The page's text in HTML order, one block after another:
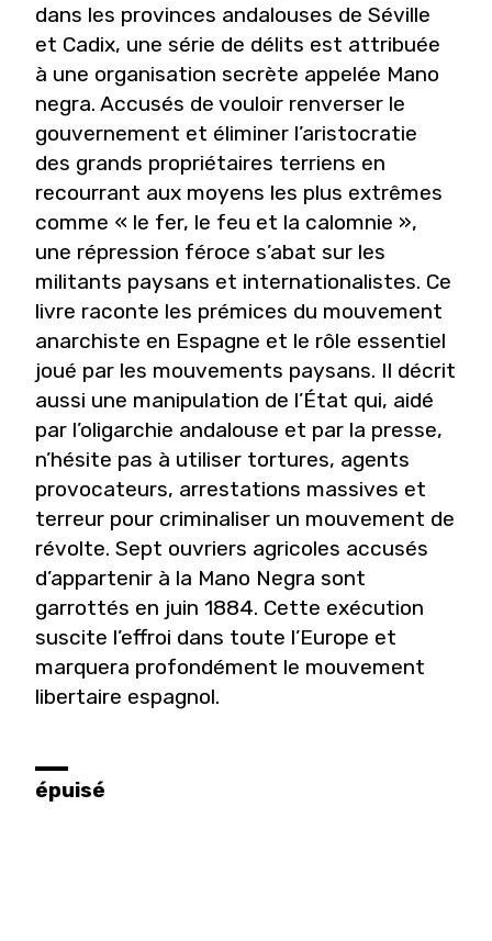
dans les provinces andalouses de Séville
et Cadix, une série de délits est attribuée
à une organisation secrète appelée Mano
negra. Accusés de vouloir renverser le
gouvernement et éliminer l’aristocratie
des grands propriétaires terriens en
recourrant aux moyens les plus extrêmes
comme « le fer, le feu et la calomnie »,
une répression féroce s’abat sur les
militants paysans et internationalistes. Ce
livre raconte les prémices du mouvement
anarchiste en Espagne et le rôle essentiel
joué par les mouvements paysans. Il décrit
aussi une manipulation de l’État qui, aidé
par l’oligarchie andalouse et par la presse,
n’hésite pas à utiliser tortures, agents
provocateurs, arrestations massives et
terreur pour criminaliser un mouvement de
révolte. Sept ouvriers agricoles accusés
d’appartenir à la Mano Negra sont
garrottés en juin 1884. Cette exécution
suscite l’effroi dans toute l’Europe et
marquera profondément le mouvement
libertaire espagnol.
épuisé